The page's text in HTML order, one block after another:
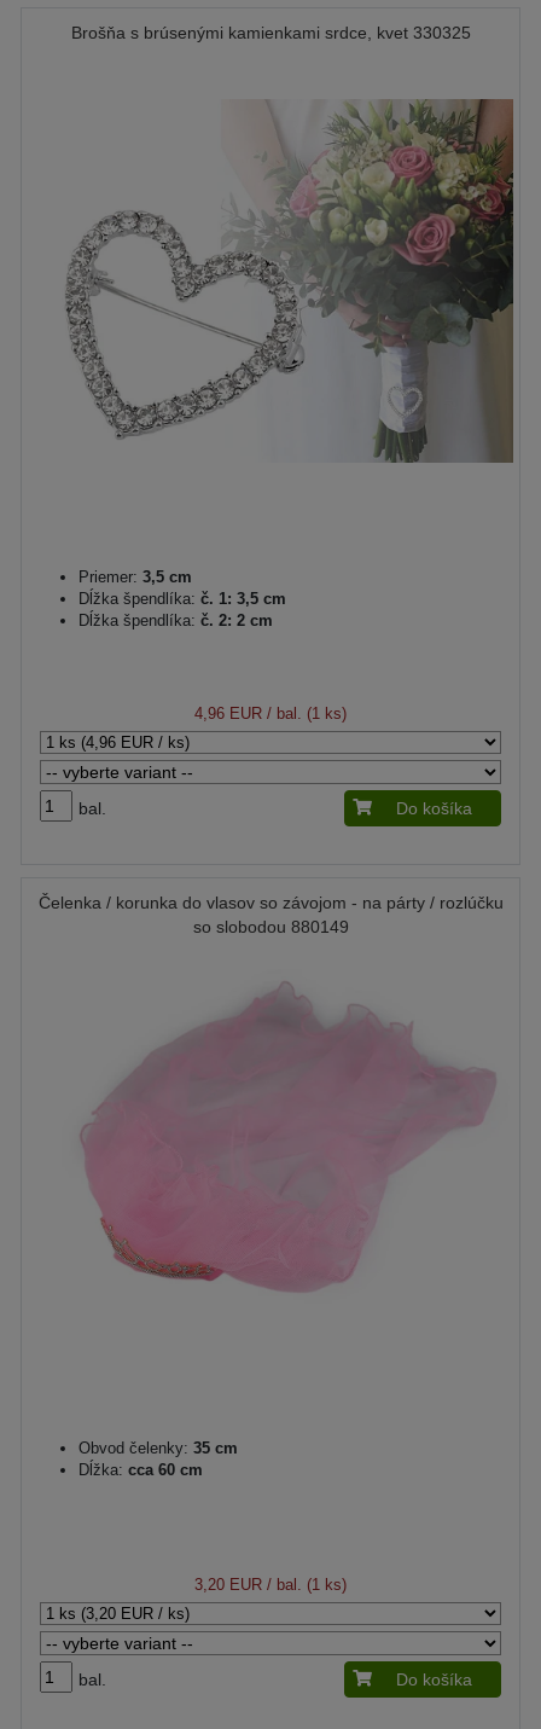
Brošňa s brúsenými kamienkami srdce, kvet 330325
Priemer: 3,5 cm
Dĺžka špendlíka: č. 1: 3,5 cm
Dĺžka špendlíka: č. 2: 2 cm
4,96 EUR / bal. (1 ks)
bal. Do košíka
Čelenka / korunka do vlasov so závojom - na párty / rozlúčku
so slobodou 880149
Obvod čelenky: 35 cm
Dĺžka: cca 60 cm
3,20 EUR / bal. (1 ks)
bal. Do košíka